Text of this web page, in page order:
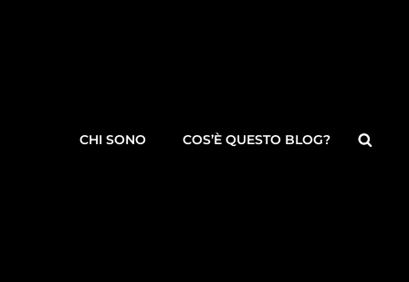
CHI SONO COS’È QUESTO BLOG?